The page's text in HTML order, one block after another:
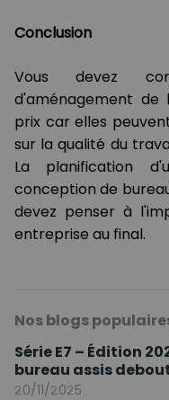
Conclusion
Vous devez
d'aménagement
prix car elles
sur la qualité du
La planification
conception de
devez penser à
entreprise au final.
Nos blogs
Série E7 – Édition
bureau assis
20/11/2025